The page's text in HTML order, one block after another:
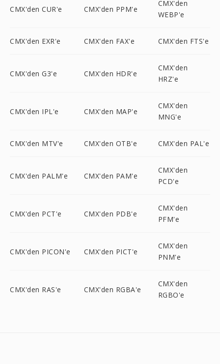
CMX'den CUR'e CMX'den PPM'e
CMX'den
WEBP'e
CMX'den EXR'e CMX'den FAX'e CMX'den FTS'e
CMX'den G3'e CMX'den HDR'e
CMX'den
HRZ'e
CMX'den IPL'e CMX'den MAP'e
CMX'den
MNG'e
CMX'den MTV'e CMX'den OTB'e CMX'den PAL'e
CMX'den PALM'e CMX'den PAM'e
CMX'den
PCD'e
CMX'den PCT'e CMX'den PDB'e
CMX'den
PFM'e
CMX'den PICON'e CMX'den PICT'e
CMX'den
PNM'e
CMX'den RAS'e CMX'den RGBA'e
CMX'den
RGBO'e